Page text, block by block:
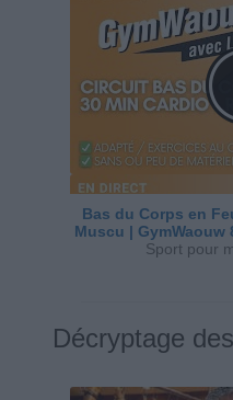
Bas du Corps en
Muscu | GymWaouw
Sport pour
Décryptage